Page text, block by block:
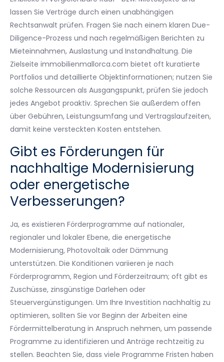
lassen Sie Verträge durch einen unabhängigen
Rechtsanwalt prüfen. Fragen Sie nach einem klaren Due-
Diligence-Prozess und nach regelmäßigen Berichten zu
Mieteinnahmen, Auslastung und Instandhaltung. Die
Zielseite immobilienmallorca.com bietet oft kuratierte
Portfolios und detaillierte Objektinformationen; nutzen Sie
solche Ressourcen als Ausgangspunkt, prüfen Sie jedoch
jedes Angebot proaktiv. Sprechen Sie außerdem offen
über Gebühren, Leistungsumfang und Vertragslaufzeiten,
damit keine versteckten Kosten entstehen.
Gibt es Förderungen für
nachhaltige Modernisierung
oder energetische
Verbesserungen?
Ja, es existieren Förderprogramme auf nationaler,
regionaler und lokaler Ebene, die energetische
Modernisierung, Photovoltaik oder Dämmung
unterstützen. Die Konditionen variieren je nach
Förderprogramm, Region und Förderzeitraum; oft gibt es
Zuschüsse, zinsgünstige Darlehen oder
Steuervergünstigungen. Um Ihre Investition nachhaltig zu
optimieren, sollten Sie vor Beginn der Arbeiten eine
Fördermittelberatung in Anspruch nehmen, um passende
Programme zu identifizieren und Anträge rechtzeitig zu
stellen. Beachten Sie, dass viele Programme Fristen haben